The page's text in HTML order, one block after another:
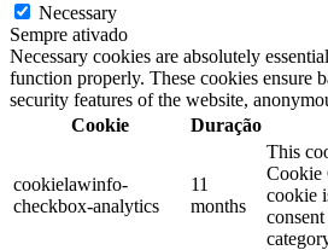
Necessary
Sempre ativado
Necessary cookies are absolutely
function properly. These cookies ensure
security features of the website,
Cookie
Duração
cookielawinfo-
checkbox-analytics
11
months
This
Cookie
cookie